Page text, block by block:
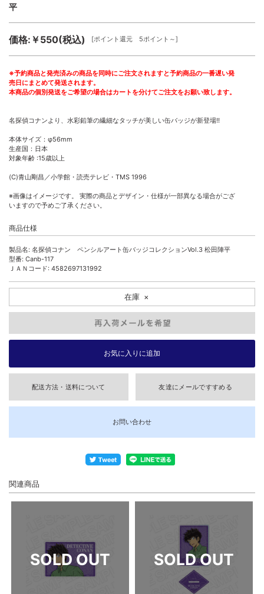
平
価格:￥550(税込) [ポイント還元 5ポイント～]
※予約商品と発売済みの商品を同時にご注文されますと予約商品の一番遅い発
売日にまとめて発送されます。
本商品の個別発送をご希望の場合はカートを分けてご注文をお願い致します。
名探偵コナンより、水彩鉛筆の繊細なタッチが美しい缶バッジが新登場!!
本体サイズ：φ56mm
生産国：日本
対象年齢 :15歳以上
(C)青山剛昌／小学館・読売テレビ・TMS 1996
※画像はイメージです。 実際の商品とデザイン・仕様が一部異なる場合がござ
いますので予めご了承ください。
商品仕様
製品名: 名探偵コナン ペンシルアート缶バッジコレクションVol.3 松田陣平
型番: Canb-117
ＪＡＮコード: 4582697131992
在庫 ×
配送方法・送料について 友達にメールですすめる
お問い合わせ
関連商品